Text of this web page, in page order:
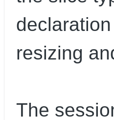
resizing
The